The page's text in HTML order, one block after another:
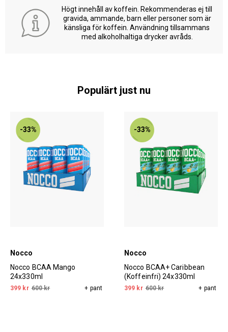
Högt innehåll av koffein. Rekommenderas ej till
gravida, ammande, barn eller personer som är
känsliga för koffein. Användning tillsammans
med alkoholhaltiga drycker avråds.
Populärt just nu
-33%
Nocco
Nocco BCAA Mango
24x330ml
399 kr 600 kr + pant
-33%
Nocco
Nocco BCAA+ Caribbean
(Koffeinfri) 24x330ml
399 kr 600 kr + pant